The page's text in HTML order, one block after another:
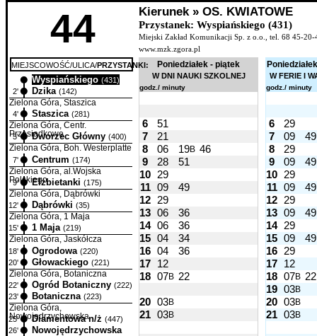
44 Kierunek » OS. KWIATOWE
Przystanek: Wyspiańskiego (431)
Miejski Zakład Komunikacji Sp. z o.o., tel. 68 45-20-
www.mzk.zgora.pl
MIEJSCOWOŚĆ/ULICA/PRZYSTANKI:
Wyspiańskiego (431)
2'
Dzika (142)
Zielona Góra, Staszica
4' Staszica (281)
Zielona Góra, Centr.
Przesiadkowe
5' Dworzec Główny (400)
Zielona Góra, Boh. Westerplatte
7' Centrum (174)
Zielona Góra, al.Wojska
Polskiego
9' Elżbietanki (175)
Zielona Góra, Dąbrówki
12' Dąbrówki (35)
Zielona Góra, 1 Maja
15' 1 Maja (219)
Zielona Góra, Jaskółcza
18' Ogrodowa (220)
20'
Głowackiego (221)
Zielona Góra, Botaniczna
22' Ogród Botaniczny (222)
23'
Botaniczna (223)
Zielona Góra,
Nowojędrzychowska
25' Diamentowa n/ż (447)
26'
Nowojędrzychowska
Poniedziałek - piątek
W DNI NAUKI SZKOLNEJ W FERIE I
godz./ minuty godz./ minuty
6 51 6
29
7
21 7 09
49
8
06 19B 46 8
29
9
28 51 9 09
49
10 29 10 29
11 09 49 11 09
49
12 29 12 29
13 06 36 13 09
49
14 06 36 14 29
15 04 34 15 09
49
16 04 36 16 29
17 12 17 12
18 07B 22 18 07B 22
19 03B
20 03B 20 03B
21 03B 21 03B